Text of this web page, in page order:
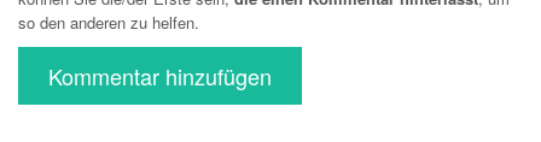
so den anderen zu helfen.
Kommentar hinzufügen